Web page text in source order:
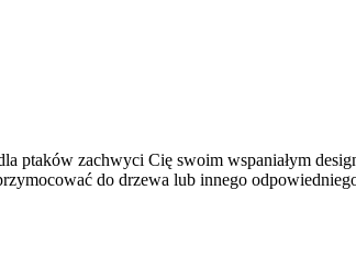
ptaków zachwyci Cię swoim wspaniałym
do drzewa lub innego